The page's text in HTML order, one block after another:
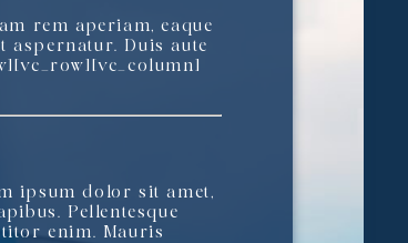
rem aperiam, eaque
aspernatur. Duis aute
ipsum dolor sit amet,
Pellentesque
enim. Mauris